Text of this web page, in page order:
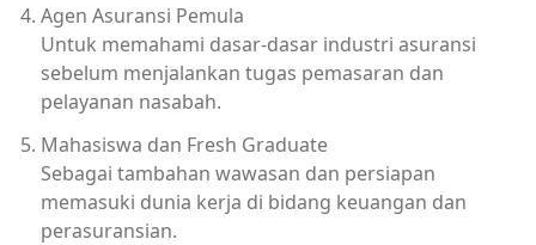
Agen Asuransi Pemula
Untuk memahami dasar-dasar industri asuransi
sebelum menjalankan tugas pemasaran dan
pelayanan nasabah.
Mahasiswa dan Fresh Graduate
Sebagai tambahan wawasan dan persiapan
memasuki dunia kerja di bidang keuangan dan
perasuransian.